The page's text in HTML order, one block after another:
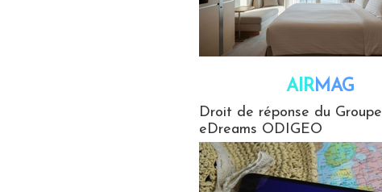
AIRMAG
Droit de réponse du Groupe
eDreams ODIGEO